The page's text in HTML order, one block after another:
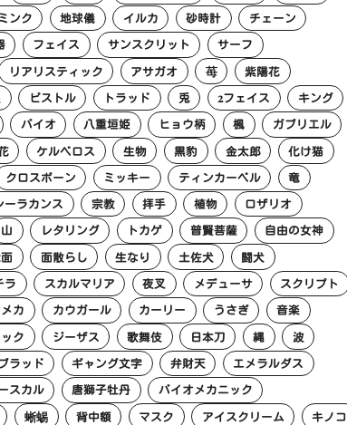
ミンク 地球儀 イルカ 砂時計
チェーン
フェイス サンスクリット
サーフ
リアリスティック アサガオ 苺
紫陽花
ピストル トラッド 兎 2フェイス
キング
バイオ 八重垣姫 ヒョウ柄 楓
ガブリエル
ケルベロス 生物 黒豹 金太郎
化け猫
クロスボーン ミッキー ティンカーベル
竜
ーラカンス 宗教 拝手 植物
ロザリオ
山 レタリング トカゲ 普賢菩薩
自由の女神
面散らし 生なり 土佐犬
闘犬
ラ スカルマリア 夜叉 メデューサ
スクリプト
カ カウガール カーリー うさぎ
音楽
ク ジーザス 歌舞伎 日本刀 縄
波
ラッド ギャング文字 弁財天
エメラルダス
スカル 唐獅子牡丹
バイオメカニック
蜥蜴 背中額 マスク アイスクリーム
キノコ